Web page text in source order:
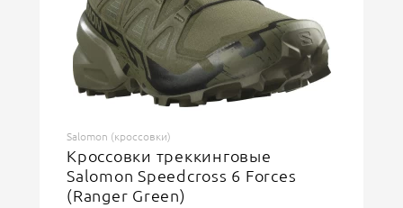
ОСТАВИТЬ ОТЗЫВ
Salomon (кроссовки)
Кроссовки треккинговые
Salomon Speedcross 6 Forces
(Ranger Green)